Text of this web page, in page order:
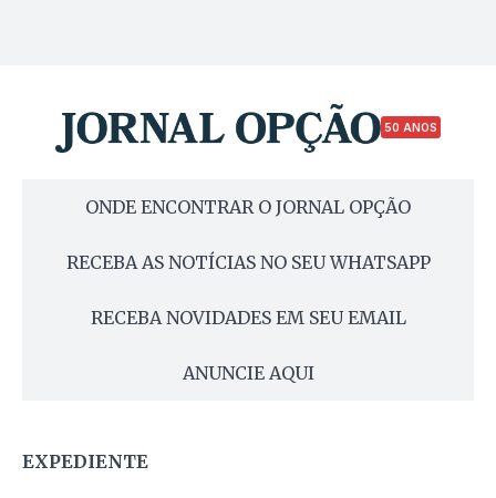
50 ANOS
ONDE ENCONTRAR O JORNAL OPÇÃO
RECEBA AS NOTÍCIAS NO SEU WHATSAPP
RECEBA NOVIDADES EM SEU EMAIL
ANUNCIE AQUI
EXPEDIENTE